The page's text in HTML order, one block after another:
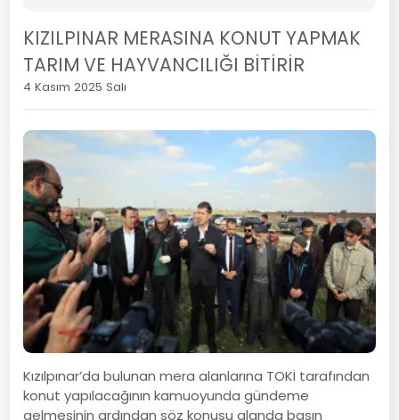
KIZILPINAR MERASINA KONUT YAPMAK
TARIM VE HAYVANCILIĞI BİTİRİR
4 Kasım 2025 Salı
Kızılpınar’da bulunan mera alanlarına TOKİ tarafından
konut yapılacağının kamuoyunda gündeme
gelmesinin ardından söz konusu alanda basın